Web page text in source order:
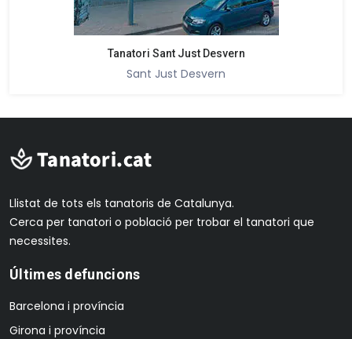
Tanatori Sant Just Desvern
Sant Just Desvern
Llistat de tots els tanatoris de Catalunya.
Cerca per tanatori o població per trobar el tanatori que
necessites.
Últimes defuncions
Barcelona i província
Girona i província